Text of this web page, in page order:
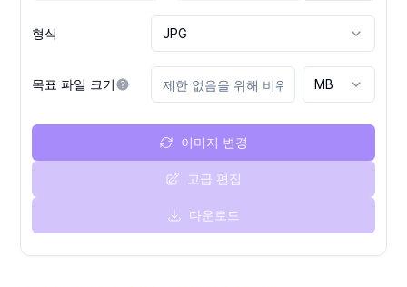
형식 JPG
목표 파일 크기 MB
이미지 변경
고급 편집
다운로드